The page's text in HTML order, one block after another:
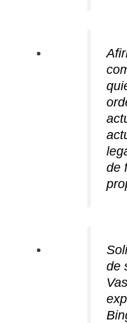
de
de